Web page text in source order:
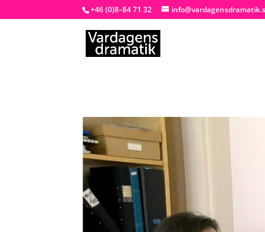
+46 (0)8–84 71 32